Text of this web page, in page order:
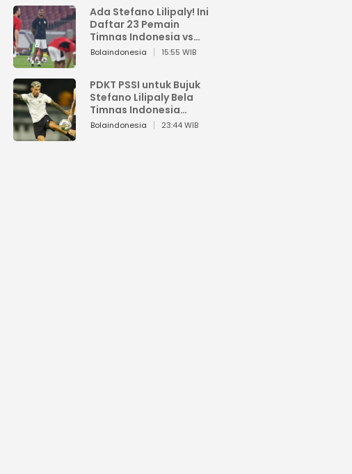
Ada Stefano Lilipaly! Ini
Daftar 23 Pemain
Timnas Indonesia vs
China
Bolaindonesia 15:55 WIB
PDKT PSSI untuk Bujuk
Stefano Lilipaly Bela
Timnas Indonesia
Berakhir Berantakan
Bolaindonesia 23:44 WIB